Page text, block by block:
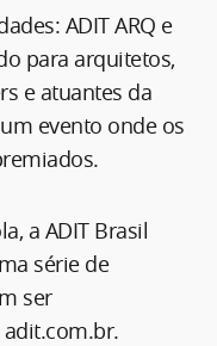
ADIT ARQ e
para arquitetos,
e atuantes da
evento onde os
a ADIT Brasil
série de
ser